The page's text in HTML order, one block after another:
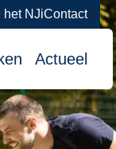
het NJiContact
Actueel